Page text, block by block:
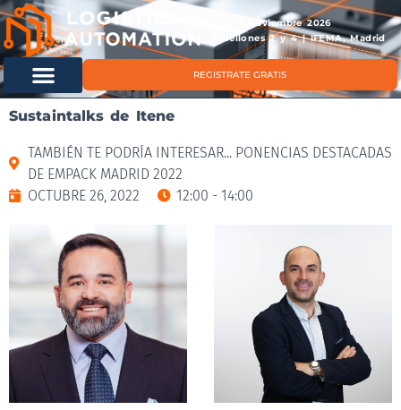
11 & 12 noviembre 2026
Pabellones 2 y 4 | IFEMA, Madrid
REGISTRATE GRATIS
Sustaintalks de Itene
TAMBIÉN TE PODRÍA INTERESAR... PONENCIAS DESTACADAS
DE EMPACK MADRID 2022
OCTUBRE 26, 2022
12:00 - 14:00